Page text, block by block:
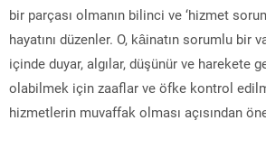
bir parçası olmanın bilinci ve ‘hizmet
hayatını düzenler. O, kâinatın sorumlu bir
içinde duyar, algılar, düşünür ve harekete
olabilmek için zaaflar ve öfke kontrol
hizmetlerin muvaffak olması açısından